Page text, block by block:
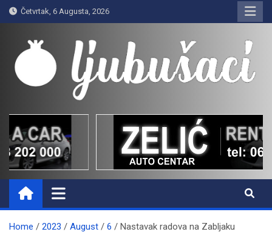
Skip
to
content
Četvrtak, 6 Augusta, 2026
Ljubušaci
Svom voljenom gradu
Home 2023 August 6 Nastavak radova na Zabljaku